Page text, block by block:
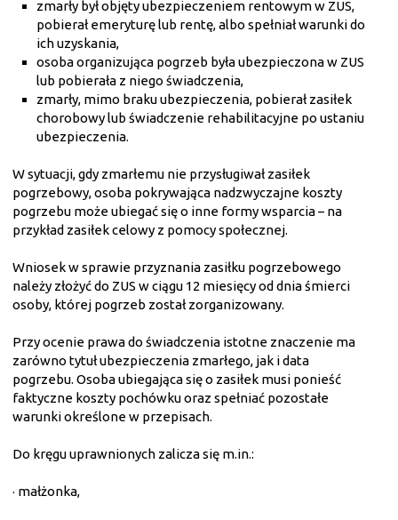
zmarły był objęty ubezpieczeniem rentowym w ZUS,
pobierał emeryturę lub rentę, albo spełniał warunki do
ich uzyskania,
osoba organizująca pogrzeb była ubezpieczona w ZUS
lub pobierała z niego świadczenia,
zmarły, mimo braku ubezpieczenia, pobierał zasiłek
chorobowy lub świadczenie rehabilitacyjne po ustaniu
ubezpieczenia.
W sytuacji, gdy zmarłemu nie przysługiwał zasiłek
pogrzebowy, osoba pokrywająca nadzwyczajne koszty
pogrzebu może ubiegać się o inne formy wsparcia – na
przykład zasiłek celowy z pomocy społecznej.
Wniosek w sprawie przyznania zasiłku pogrzebowego
należy złożyć do ZUS w ciągu 12 miesięcy od dnia śmierci
osoby, której pogrzeb został zorganizowany.
Przy ocenie prawa do świadczenia istotne znaczenie ma
zarówno tytuł ubezpieczenia zmarłego, jak i data
pogrzebu. Osoba ubiegająca się o zasiłek musi ponieść
faktyczne koszty pochówku oraz spełniać pozostałe
warunki określone w przepisach.
Do kręgu uprawnionych zalicza się m.in.:
· małżonka,